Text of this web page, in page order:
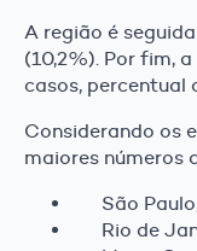
A região é
(10,2%). Por fim,
casos, percentual
Considerando os
maiores números
São Paulo,
Rio de